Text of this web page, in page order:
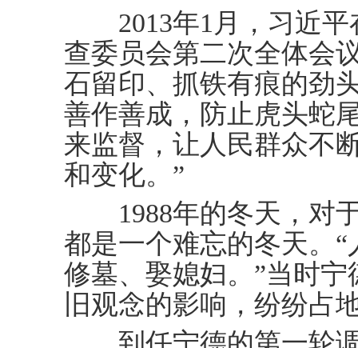
2013年1月，习近平
查委员会第二次全体会
石留印、抓铁有痕的劲
善作善成，防止虎头蛇
来监督，让人民群众不
和变化。”
1988年的冬天，对于
都是一个难忘的冬天
修墓、娶媳妇。”当时
旧观念的影响，纷纷占